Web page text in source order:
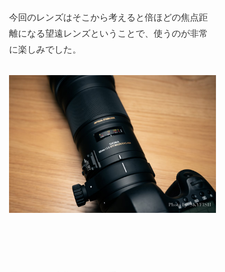
今回のレンズはそこから考えると倍ほどの焦点距
離になる望遠レンズということで、使うのが非常
に楽しみでした。